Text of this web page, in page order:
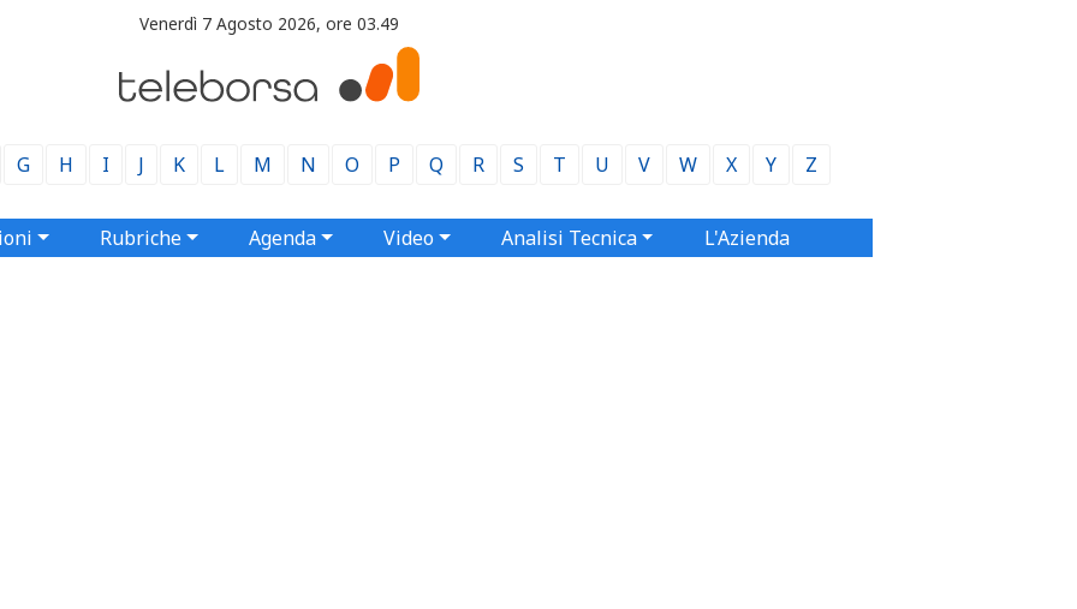
Venerdì 7 Agosto 2026, ore 03.49
G H I J K L M N O P Q R S T U V W X Y Z
Rubriche Agenda Video Analisi Tecnica L'Azienda